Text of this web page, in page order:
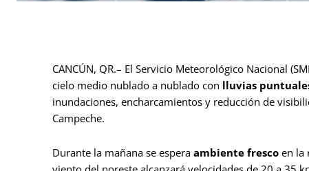
CANCÚN, QR.– El Servicio Meteorológico Nacional
cielo medio nublado a nublado con lluvias
inundaciones, encharcamientos y reducción de
Campeche.
Durante la mañana se espera ambiente fresco en la